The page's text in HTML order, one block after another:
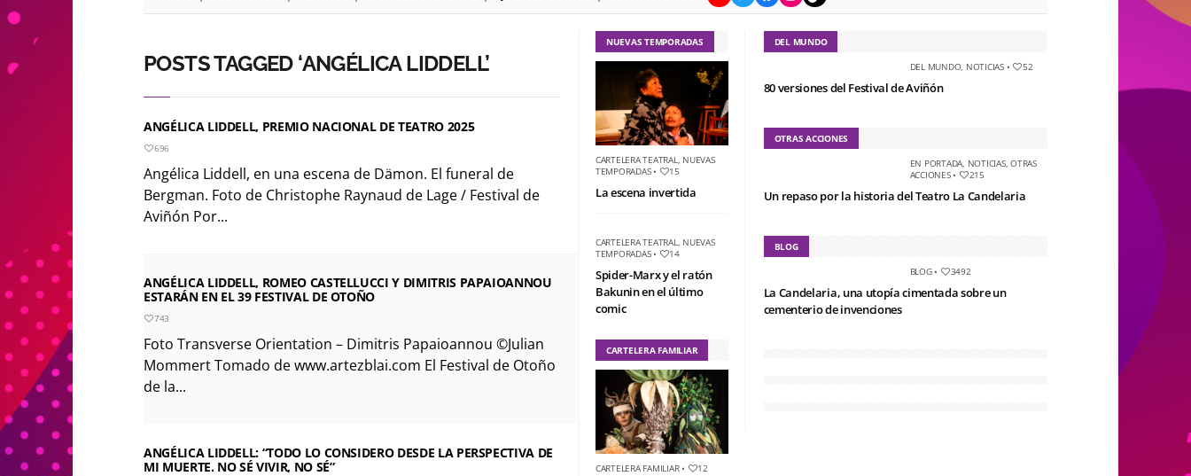
POSTS TAGGED ‘ANGÉLICA LIDDELL’
ANGÉLICA LIDDELL, PREMIO NACIONAL DE TEATRO 2025
696
Angélica Liddell, en una escena de Dämon. El funeral de
Bergman. Foto de Christophe Raynaud de Lage / Festival de
Aviñón Por...
ANGÉLICA LIDDELL, ROMEO CASTELLUCCI Y DIMITRIS PAPAIOANNOU
ESTARÁN EN EL 39 FESTIVAL DE OTOÑO
743
Foto Transverse Orientation – Dimitris Papaioannou ©Julian
Mommert Tomado de www.artezblai.com El Festival de Otoño
de la...
ANGÉLICA LIDDELL: “TODO LO CONSIDERO DESDE LA PERSPECTIVA DE
MI MUERTE. NO SÉ VIVIR, NO SÉ”
NUEVAS TEMPORADAS
CARTELERA TEATRAL, NUEVAS
TEMPORADAS• 15
La escena invertida
CARTELERA TEATRAL, NUEVAS
TEMPORADAS• 14
Spider-Marx y el ratón
Bakunin en el último
comic
CARTELERA FAMILIAR
CARTELERA FAMILIAR• 12
DEL MUNDO
DEL MUNDO, NOTICIAS• 52
80 versiones del Festival de Aviñón
OTRAS ACCIONES
EN PORTADA, NOTICIAS,OTRAS
ACCIONES• 215
Un repaso por la historia del Teatro La Candelaria
BLOG
BLOG• 3492
La Candelaria, una utopía cimentada sobre un
cementerio de invenciones